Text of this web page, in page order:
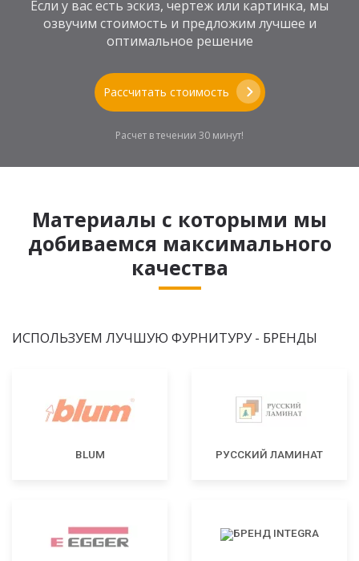
Если у вас есть эскиз, чертеж или картинка, мы
озвучим стоимость и предложим лучшее и
оптимальное решение
Рассчитать стоимость
Расчет в течении 30 минут!
Материалы с которыми мы
добиваемся максимального
качества
ИСПОЛЬЗУЕМ ЛУЧШУЮ ФУРНИТУРУ - БРЕНДЫ
BLUM РУССКИЙ ЛАМИНАТ